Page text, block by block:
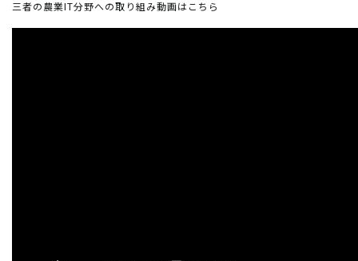
三者の農業IT分野への取り組み動画はこちら